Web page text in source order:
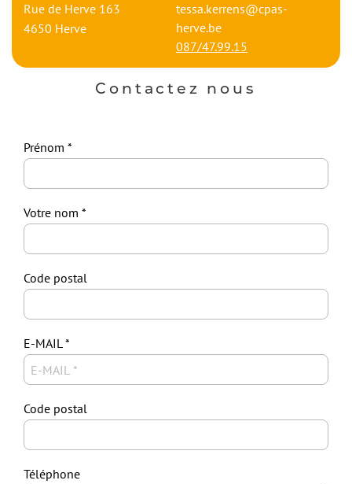
Rue de Herve 163
4650 Herve
tessa.kerrens@cpas-
herve.be
087/47.99.15
Contactez nous
Prénom
Votre nom
Code postal
E-MAIL
Code postal
Téléphone